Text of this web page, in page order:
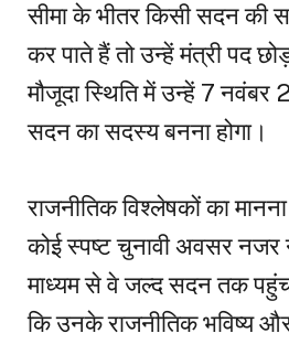
सीमा के भीतर किसी सदन की
कर पाते हैं तो उन्हें मंत्री पद
मौजूदा स्थिति में उन्हें 7
सदन का सदस्य बनना होगा।
राजनीतिक विश्लेषकों का
कोई स्पष्ट चुनावी अवसर
माध्यम से वे जल्द सदन तक
कि उनके राजनीतिक भविष्य